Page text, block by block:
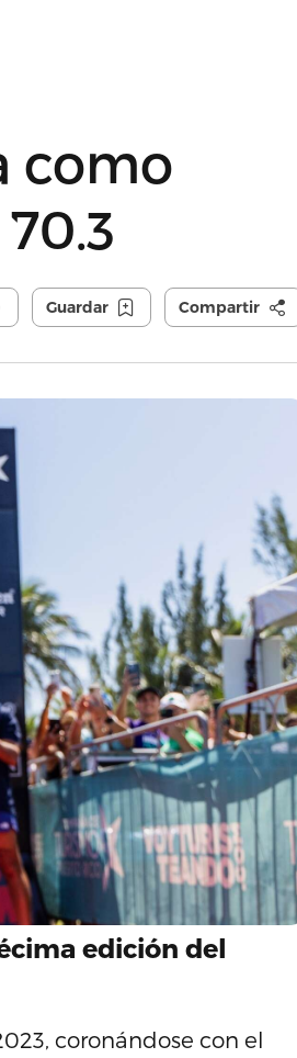
como
Guardar Compartir
edición del
coronándose con el